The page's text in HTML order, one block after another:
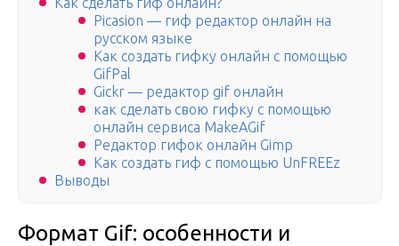
Picasion — гиф редактор онлайн на
русском языке
Как создать гифку онлайн с помощью
GifPal
Gickr — редактор gif онлайн
как сделать свою гифку с помощью
онлайн сервиса MakeAGif
Редактор гифок онлайн Gimp
Как создать гиф с помощью UnFREEz
Выводы
Формат Gif: особенности и